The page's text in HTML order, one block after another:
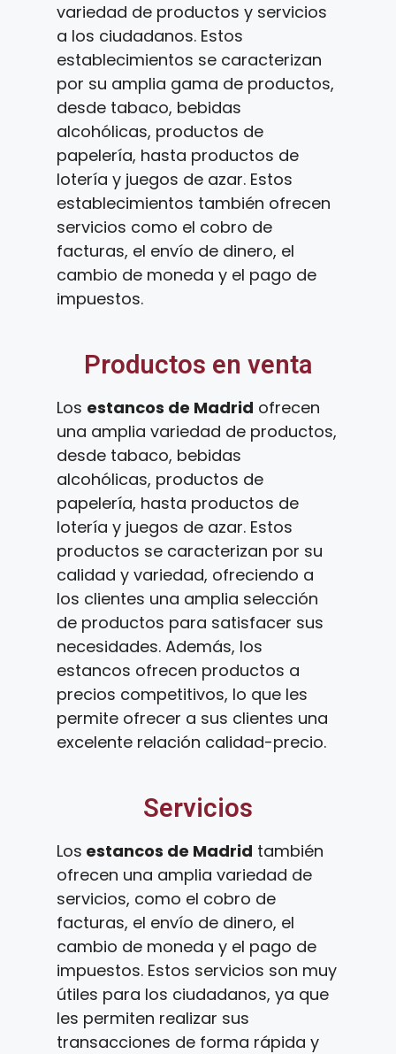
variedad de productos y servicios
a los ciudadanos. Estos
establecimientos se caracterizan
por su amplia gama de productos,
desde tabaco, bebidas
alcohólicas, productos de
papelería, hasta productos de
lotería y juegos de azar. Estos
establecimientos también ofrecen
servicios como el cobro de
facturas, el envío de dinero, el
cambio de moneda y el pago de
impuestos.
Productos en venta
Los estancos de Madrid ofrecen
una amplia variedad de productos,
desde tabaco, bebidas
alcohólicas, productos de
papelería, hasta productos de
lotería y juegos de azar. Estos
productos se caracterizan por su
calidad y variedad, ofreciendo a
los clientes una amplia selección
de productos para satisfacer sus
necesidades. Además, los
estancos ofrecen productos a
precios competitivos, lo que les
permite ofrecer a sus clientes una
excelente relación calidad-precio.
Servicios
Los estancos de Madrid también
ofrecen una amplia variedad de
servicios, como el cobro de
facturas, el envío de dinero, el
cambio de moneda y el pago de
impuestos. Estos servicios son muy
útiles para los ciudadanos, ya que
les permiten realizar sus
transacciones de forma rápida y